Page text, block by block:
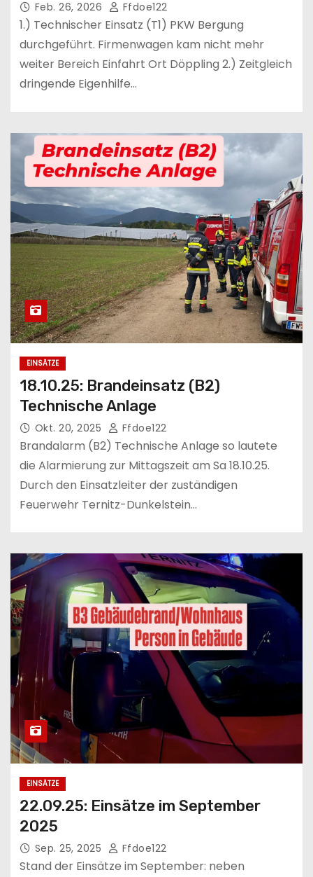
Feb. 26, 2026 Ffdoe122
1.) Technischer Einsatz (T1) PKW Bergung
durchgeführt. Firmenwagen kam nicht mehr
weiter Bereich Einfahrt Ort Döppling 2.) Zeitgleich
dringende Eigenhilfe…
EINSÄTZE
18.10.25: Brandeinsatz (B2)
Technische Anlage
Okt. 20, 2025 Ffdoe122
Brandalarm (B2) Technische Anlage so lautete
die Alarmierung zur Mittagszeit am Sa 18.10.25.
Durch den Einsatzleiter der zuständigen
Feuerwehr Ternitz-Dunkelstein…
EINSÄTZE
22.09.25: Einsätze im September
2025
Sep. 25, 2025 Ffdoe122
Stand der Einsätze im September: neben